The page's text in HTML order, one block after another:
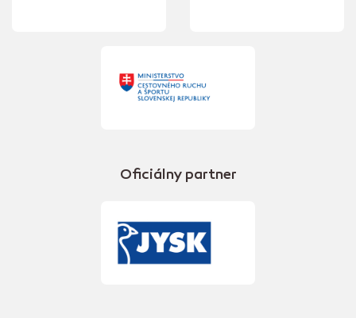
Oficiálny partner